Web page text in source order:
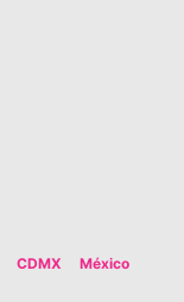
CDMX
México